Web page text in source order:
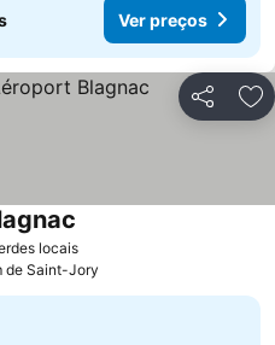
Ver preços
Partilhar
locaisVer preços
de Saint-Jory